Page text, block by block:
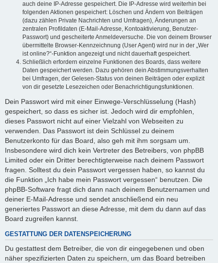
auch deine IP-Adresse gespeichert. Die IP-Adresse wird weiterhin bei
folgenden Aktionen gespeichert: Löschen und Ändern von Beiträgen
(dazu zählen Private Nachrichten und Umfragen), Änderungen an
zentralen Profildaten (E-Mail-Adresse, Kontoaktivierung, Benutzer-
Passwort) und gescheiterte Anmeldeversuche. Die von deinem Browser
übermittelte Browser-Kennzeichnung (User Agent) wird nur in der „Wer
ist online?“-Funktion angezeigt und nicht dauerhaft gespeichert.
Schließlich erfordern einzelne Funktionen des Boards, dass weitere
Daten gespeichert werden. Dazu gehören dein Abstimmungsverhalten
bei Umfragen, der Gelesen-Status von deinen Beiträgen oder explizit
von dir gesetzte Lesezeichen oder Benachrichtigungsfunktionen.
Dein Passwort wird mit einer Einwege-Verschlüsselung (Hash)
gespeichert, so dass es sicher ist. Jedoch wird dir empfohlen,
dieses Passwort nicht auf einer Vielzahl von Webseiten zu
verwenden. Das Passwort ist dein Schlüssel zu deinem
Benutzerkonto für das Board, also geh mit ihm sorgsam um.
Insbesondere wird dich kein Vertreter des Betreibers, von phpBB
Limited oder ein Dritter berechtigterweise nach deinem Passwort
fragen. Solltest du dein Passwort vergessen haben, so kannst du
die Funktion „Ich habe mein Passwort vergessen“ benutzen. Die
phpBB-Software fragt dich dann nach deinem Benutzernamen und
deiner E-Mail-Adresse und sendet anschließend ein neu
generiertes Passwort an diese Adresse, mit dem du dann auf das
Board zugreifen kannst.
GESTATTUNG DER DATENSPEICHERUNG
Du gestattest dem Betreiber, die von dir eingegebenen und oben
näher spezifizierten Daten zu speichern, um das Board betreiben